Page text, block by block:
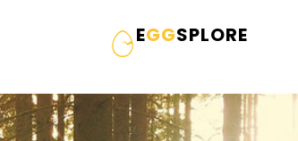
EGGSPLORE